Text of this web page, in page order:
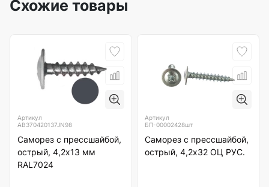
Схожие товары
Артикул
AB370420137JN98
Саморез с прессшайбой,
острый, 4,2х13 мм
RAL7024
Артикул
БП-00002428шт
Саморез с прессшайбой,
острый, 4,2х32 ОЦ РУС.